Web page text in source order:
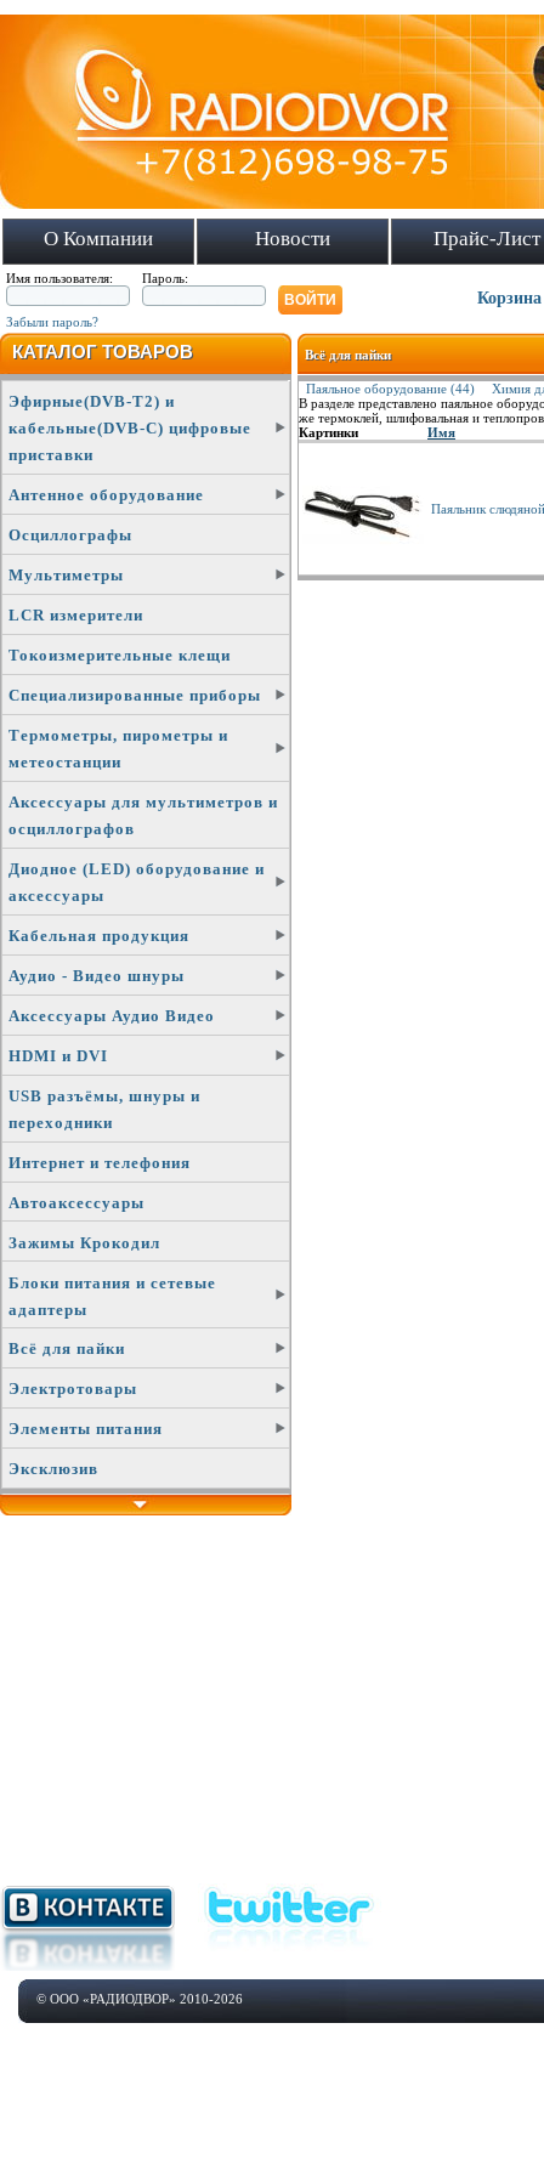
О Компании Новости Прайс-Лист
Имя пользователя: Пароль:
Забыли пароль?
Корзина
КАТАЛОГ ТОВАРОВ
Эфирные(DVB-T2) и
кабельные(DVB-C) цифровые
приставки
Антенное оборудование
Осциллографы
Мультиметры
LCR измерители
Токоизмерительные клещи
Специализированные приборы
Термометры, пирометры и
метеостанции
Аксессуары для мультиметров и
осциллографов
Диодное (LED) оборудование и
аксессуары
Кабельная продукция
Аудио - Видео шнуры
Аксессуары Аудио Видео
HDMI и DVI
USB разъёмы, шнуры и
переходники
Интернет и телефония
Автоаксессуары
Зажимы Крокодил
Блоки питания и сетевые
адаптеры
Всё для пайки
Электротовары
Элементы питания
Эксклюзив
Всё для пайки
Паяльное оборудование (44)
Химия
В разделе представлено паяльное
же термоклей, шлифовальная и
Картинки
Имя
Паяльник
© ООО «РАДИОДВОР» 2010-2026